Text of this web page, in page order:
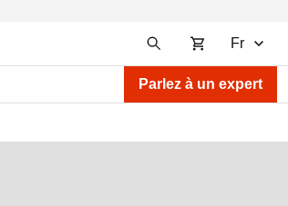
Fr
Parlez à un expert